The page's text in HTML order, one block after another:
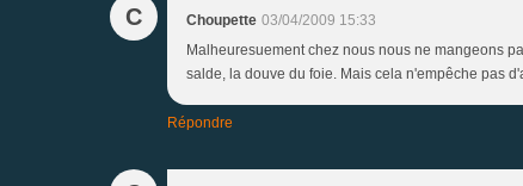
C Choupette 03/04/2009 15:33
Malheuresuement chez nous nous ne mangeons
salde, la douve du foie. Mais cela n'empêche pas
Répondre